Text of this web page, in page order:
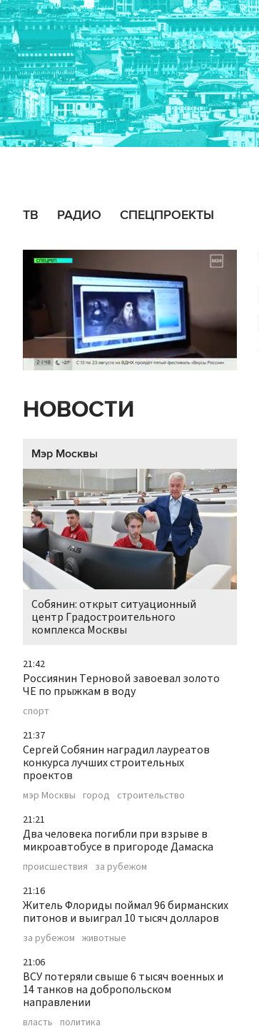
ТВ РАДИО СПЕЦПРОЕКТЫ
НОВОСТИ
Мэр Москвы
Собянин: открыт ситуационный
центр Градостроительного
комплекса Москвы
21:42
Россиянин Терновой завоевал золото
ЧЕ по прыжкам в воду
спорт
21:37
Сергей Собянин наградил лауреатов
конкурса лучших строительных
проектов
мэр Москвы город строительство
21:21
Два человека погибли при взрыве в
микроавтобусе в пригороде Дамаска
происшествия за рубежом
21:16
Житель Флориды поймал 96 бирманских
питонов и выиграл 10 тысяч долларов
за рубежом животные
21:06
ВСУ потеряли свыше 6 тысяч военных и
14 танков на добропольском
направлении
власть политика